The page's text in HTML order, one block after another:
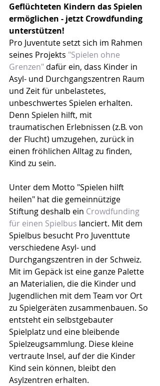
Geflüchteten Kindern das Spielen
ermöglichen - jetzt Crowdfunding
unterstützen!
Pro Juventute setzt sich im Rahmen
seines Projekts "Spielen ohne
Grenzen" dafür ein, dass Kinder in
Asyl- und Durchgangszentren Raum
und Zeit für unbelastetes,
unbeschwertes Spielen erhalten.
Denn Spielen hilft, mit
traumatischen Erlebnissen (z.B. von
der Flucht) umzugehen, zurück in
einen fröhlichen Alltag zu finden,
Kind zu sein.
Unter dem Motto "Spielen hilft
heilen" hat die gemeinnützige
Stiftung deshalb ein Crowdfunding
für einen Spielbus lanciert. Mit dem
Spielbus besucht Pro Juventtute
verschiedene Asyl- und
Durchgangszentren in der Schweiz.
Mit im Gepäck ist eine ganze Palette
an Materialien, die die Kinder und
Jugendlichen mit dem Team vor Ort
zu Spielgeräten zusammenbauen. So
entsteht ein selbstgebauter
Spielplatz und eine bleibende
Spielzeugsammlung. Diese kleine
vertraute Insel, auf der die Kinder
Kind sein können, bleibt den
Asylzentren erhalten.